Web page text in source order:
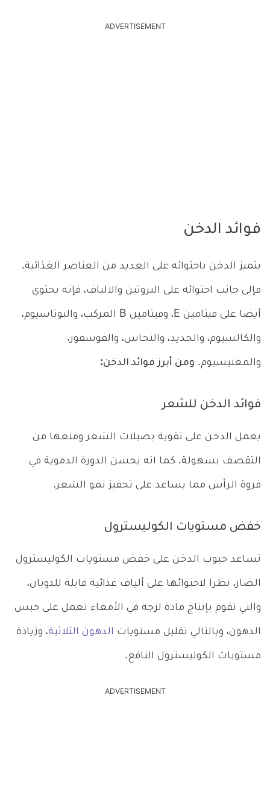
ADVERTISEMENT
فوائد الدخن
يتميز الدخن باحتوائه على العديد من العناصر الغذائية.
فإلى جانب احتوائه على البروتين والالياف، فإنه يحتوي
أيضا على فيتامين E، وفيتامين B المركب، والبوتاسيوم،
والكالسيوم، والحديد، والنحاس، والفوسفور،
والمغنيسيوم. ومن أبرز فوائد الدخن:
فوائد الدخن للشعر
يعمل الدخن على تقوية بصيلات الشعر ومنعها من
التقصف بسهولة. كما انه يحسن الدورة الدموية في
فروة الرأس مما يساعد على تحفيز نمو الشعر.
خفض مستويات الكوليسترول
تساعد حبوب الدخن على خفض مستويات الكوليسترول
الضار، نظرا لاحتوائها على ألياف غذائية قابلة للذوبان،
والتي تقوم بإنتاج مادة لزجة في الأمعاء تعمل على حبس
الدهون، وبالتالي تقليل مستويات الدهون الثلاثية، وزيادة
مستويات الكوليسترول النافع.
ADVERTISEMENT